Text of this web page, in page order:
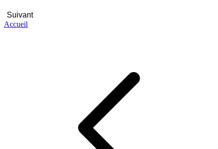
Suivant
Accueil